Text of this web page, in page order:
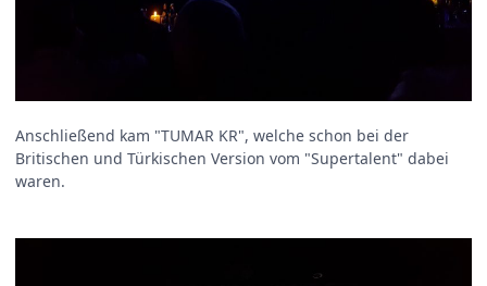
Anschließend kam "TUMAR KR", welche schon bei der
Britischen und Türkischen Version vom "Supertalent" dabei
waren.